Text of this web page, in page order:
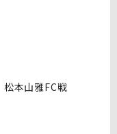
本山雅FC戦